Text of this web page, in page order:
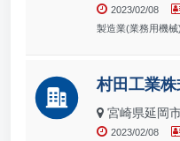
2023/02/08
製造業(業務用機械)
村田工業
宮崎県延岡
2023/02/08